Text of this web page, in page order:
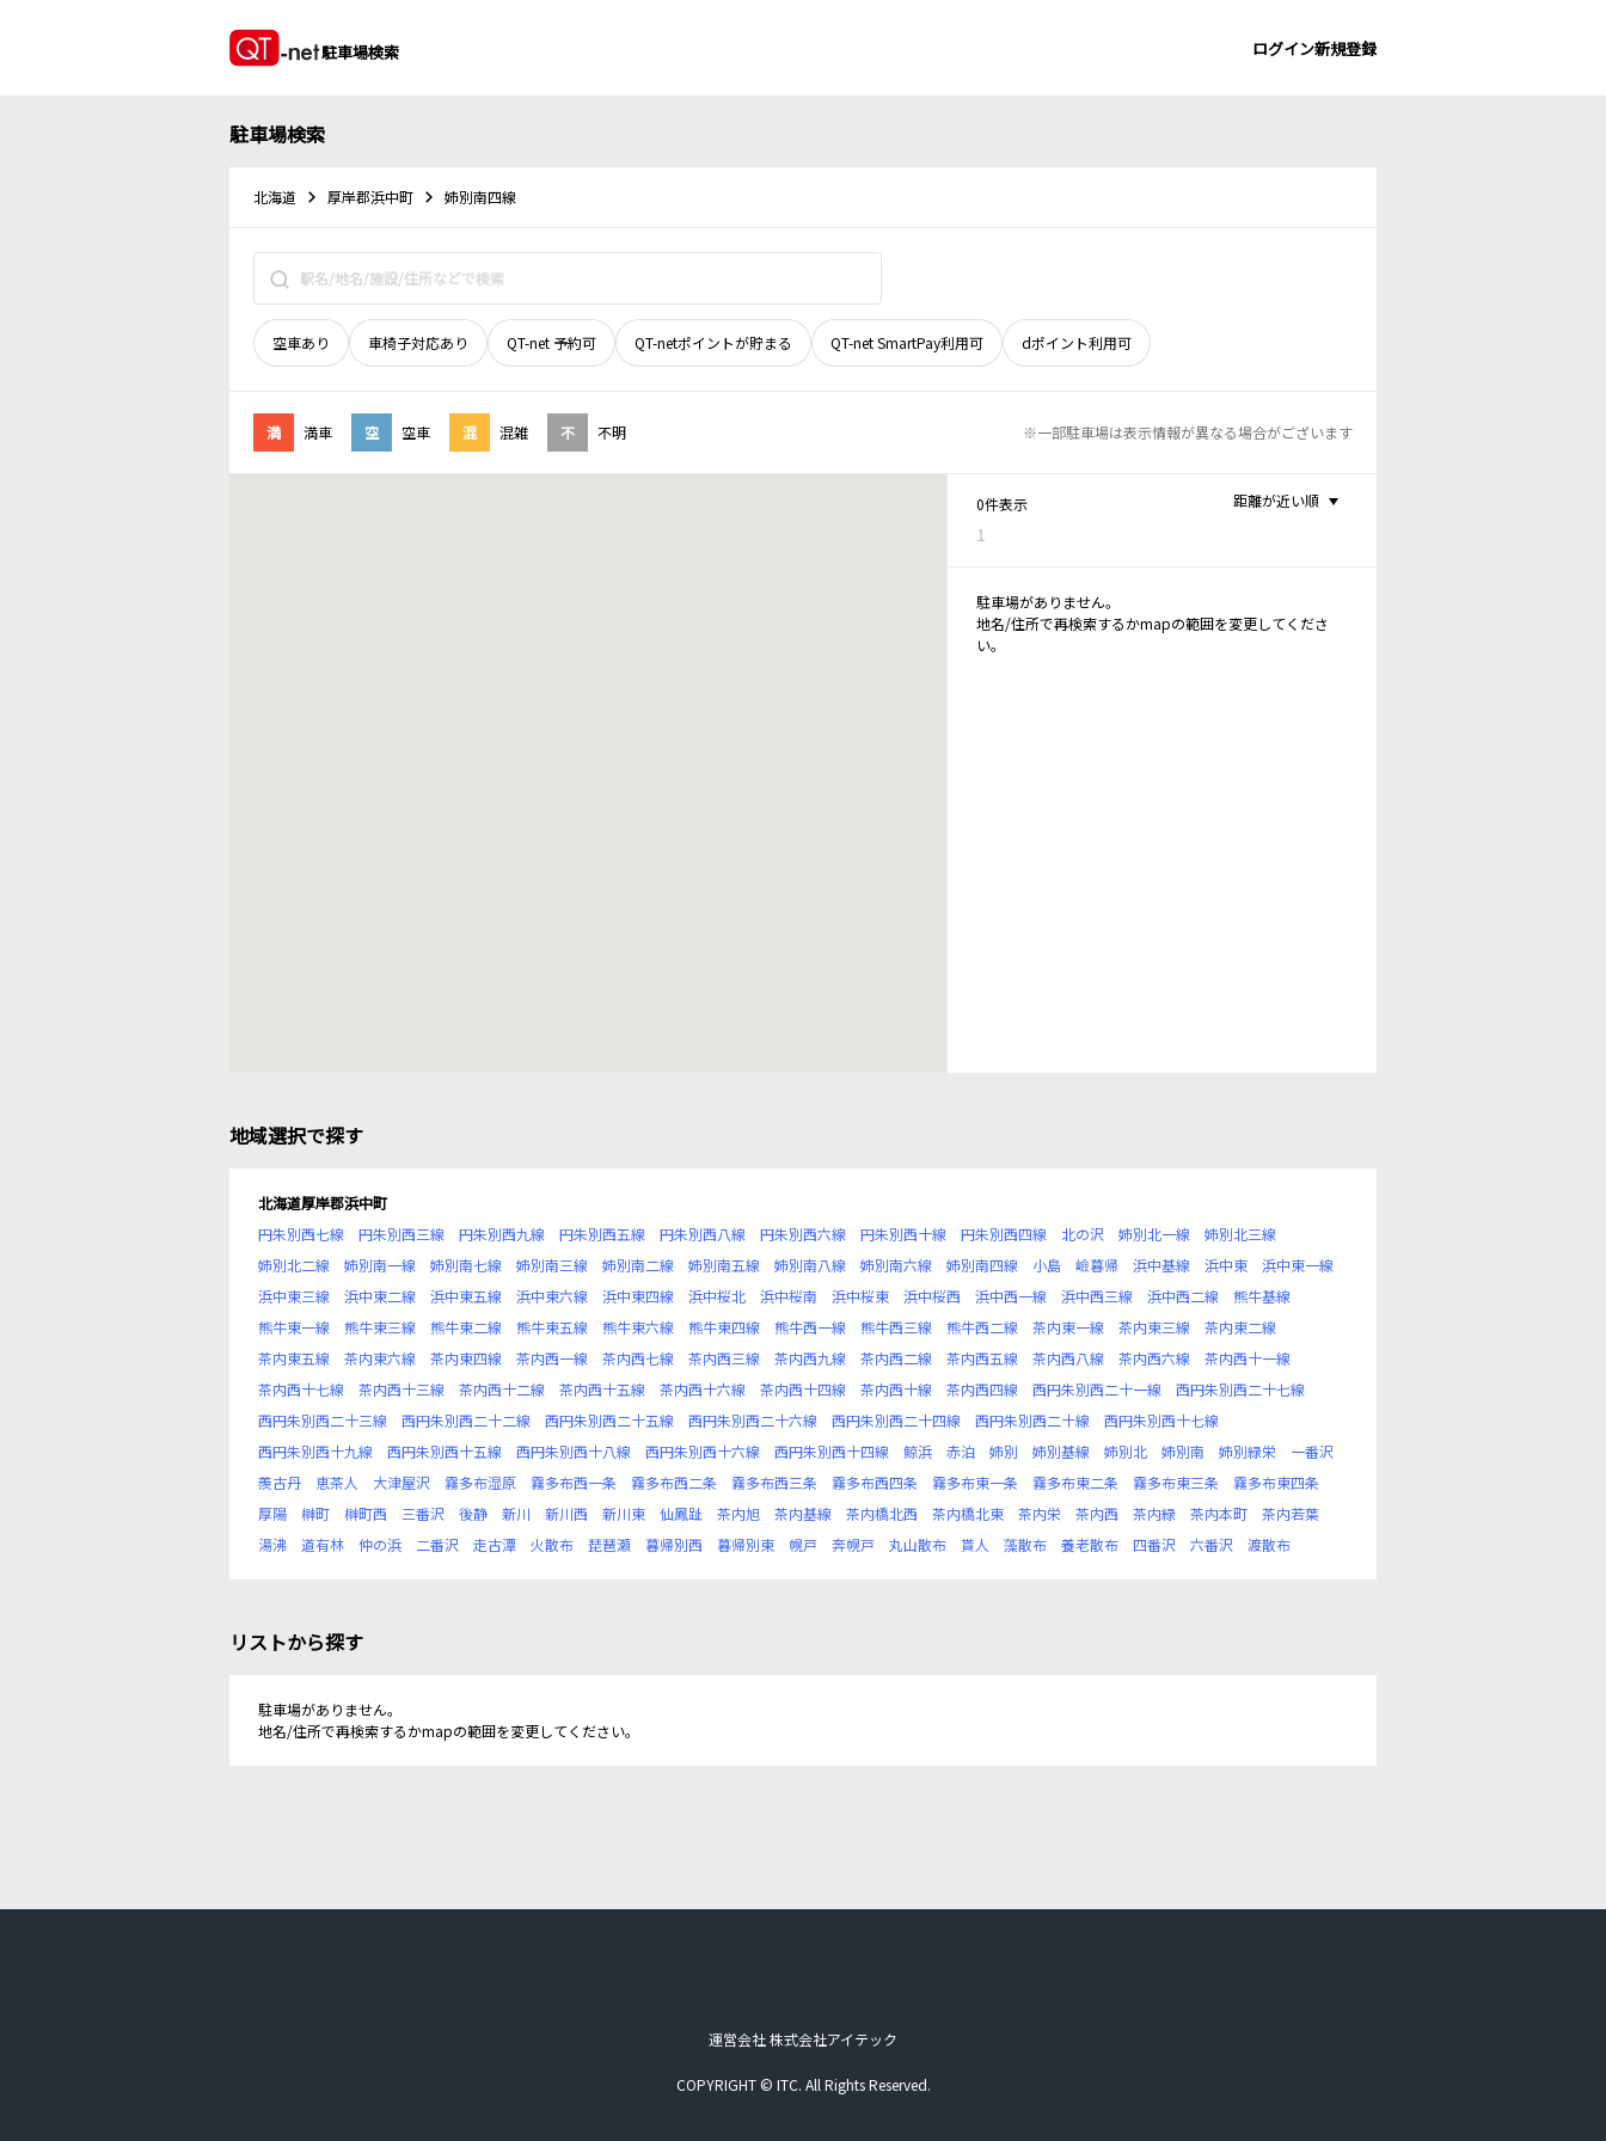
駐車場検索 ログイン新規登録
駐車場検索
北海道 厚岸郡浜中町 姉別南四線
空車あり 車椅子対応あり QT-net 予約可 QT-netポイントが貯まる QT-net SmartPay利用可 dポイント利用可
満 満車 空 空車 混 混雑 不 不明 ※一部駐車場は表示情報が異なる場合がございます
0件表示
1
距離が近い順
駐車場がありません。
地名/住所で再検索するかmapの範囲を変更してくださ
い。
地域選択で探す
北海道厚岸郡浜中町
円朱別西七線
円朱別西三線 円朱別西九線 円朱別西五線 円朱別西八線 円朱別西六線 円朱別西十線 円朱別西四線 北の沢 姉別北一線
姉別北三線
姉別北二線
姉別南一線 姉別南七線 姉別南三線 姉別南二線 姉別南五線 姉別南八線 姉別南六線 姉別南四線 小島 嶮暮帰 浜中基線 浜中東
浜中東一線
浜中東三線
浜中東二線 浜中東五線 浜中東六線 浜中東四線 浜中桜北 浜中桜南 浜中桜東 浜中桜西 浜中西一線 浜中西三線 浜中西二線
熊牛基線
熊牛東一線
熊牛東三線 熊牛東二線 熊牛東五線 熊牛東六線 熊牛東四線 熊牛西一線 熊牛西三線 熊牛西二線 茶内東一線 茶内東三線
茶内東二線
茶内東五線
茶内東六線 茶内東四線 茶内西一線 茶内西七線 茶内西三線 茶内西九線 茶内西二線 茶内西五線 茶内西八線 茶内西六線
茶内西十一線
茶内西十七線
茶内西十三線 茶内西十二線 茶内西十五線 茶内西十六線 茶内西十四線 茶内西十線 茶内西四線 西円朱別西二十一線
西円朱別西二十七線
西円朱別西二十三線
西円朱別西二十二線 西円朱別西二十五線 西円朱別西二十六線 西円朱別西二十四線 西円朱別西二十線
西円朱別西十七線
西円朱別西十九線
西円朱別西十五線 西円朱別西十八線 西円朱別西十六線 西円朱別西十四線 鯨浜 赤泊 姉別 姉別基線 姉別北 姉別南 姉別緑栄
一番沢
羨古丹
恵茶人 大津屋沢 霧多布湿原 霧多布西一条 霧多布西二条 霧多布西三条 霧多布西四条 霧多布東一条 霧多布東二条 霧多布東三条
霧多布東四条
厚陽
榊町 榊町西 三番沢 後静 新川 新川西 新川東 仙鳳趾 茶内旭 茶内基線 茶内橋北西 茶内橋北東 茶内栄 茶内西 茶内緑 茶内本町
茶内若葉
湯沸
道有林 仲の浜 二番沢 走古潭 火散布 琵琶瀬 暮帰別西 暮帰別東 幌戸 奔幌戸 丸山散布 貰人 藻散布 養老散布 四番沢 六番沢 渡散布
リストから探す
駐車場がありません。
地名/住所で再検索するかmapの範囲を変更してください。
運営会社 株式会社アイテック
COPYRIGHT © ITC. All Rights Reserved.